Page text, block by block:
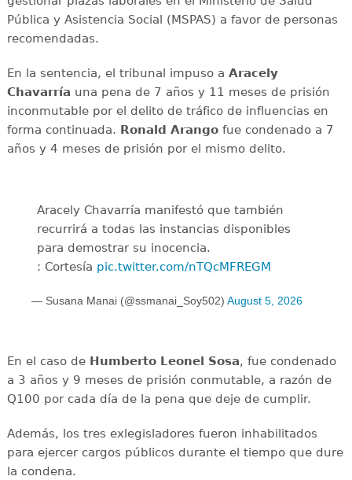
Pública y Asistencia Social (MSPAS) a favor de personas
recomendadas.
En la sentencia, el tribunal impuso a Aracely
Chavarría una pena de 7 años y 11 meses de prisión
inconmutable por el delito de tráfico de influencias en
forma continuada. Ronald Arangofue condenado a 7
años y 4 meses de prisión por el mismo delito.
Aracely Chavarría manifestó que también
recurrirá a todas las instancias disponibles
para demostrar su inocencia.
: Cortesía pic.twitter.com/nTQcMFREGM
— Susana Manai (@ssmanai_Soy502) August 5, 2026
En el caso de Humberto Leonel Sosa, fue condenado
a 3 años y 9 meses de prisión conmutable, a razón de
Q100 por cada día de la pena que deje de cumplir.
Además, los tres exlegisladores fueron inhabilitados
para ejercer cargos públicos durante el tiempo que dure
la condena.